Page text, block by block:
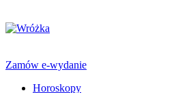
Zamów e-wydanie
Horoskopy